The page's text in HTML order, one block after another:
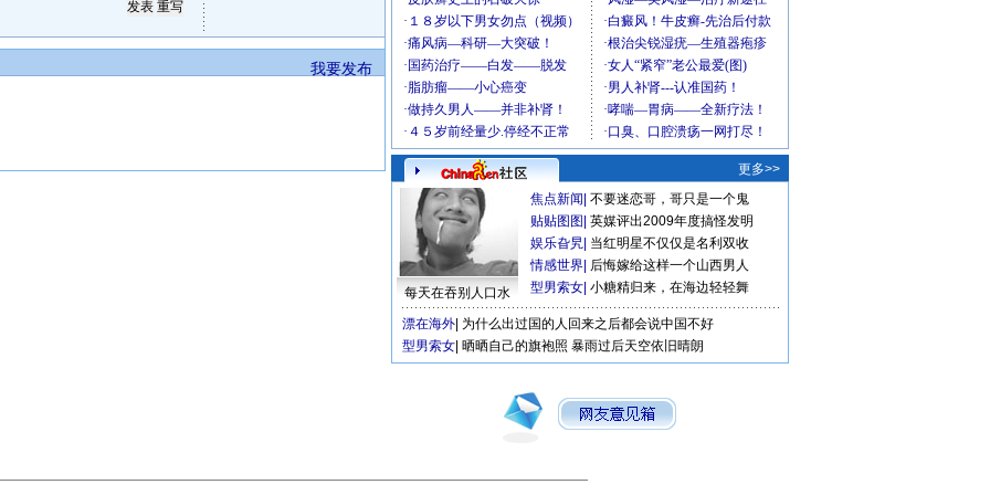
我要发布
更多>>
每天在吞别人口水
焦点新闻 不要迷恋哥，哥只是一个鬼
贴贴图图 英媒评出2009年度搞怪发明
娱乐旮旯 当红明星不仅仅是名利双收
情感世界 后悔嫁给这样一个山西男人
型男索女 小糖精归来，在海边轻轻舞
漂在海外 为什么出过国的人回来之后都会说中国不好
型男索女 晒晒自己的旗袍照 暴雨过后天空依旧晴朗